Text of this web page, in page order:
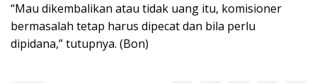
“Mau dikembalikan atau tidak uang itu, komisioner
bermasalah tetap harus dipecat dan bila perlu
dipidana,” tutupnya. (Bon)